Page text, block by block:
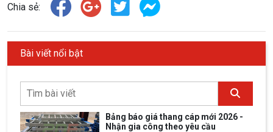
Chia sẻ:
Bài viết nổi bật
Bảng báo giá thang cáp mới 2026 -
Nhận gia công theo yêu cầu